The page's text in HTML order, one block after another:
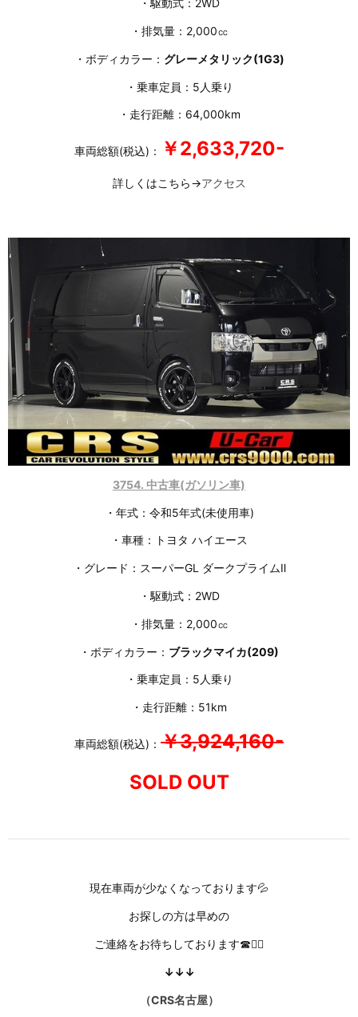
・駆動式：2WD
・排気量：2,000㏄
・ボディカラー： グレーメタリック(1G3)
・乗車定員：5人乗り
・走行距離：64,000km
車両総額(税込)： ￥2,633,720-
詳しくはこちら→アクセス
3754. 中古車(ガソリン車)
・年式：令和5年式(未使用車)
・車種：トヨタ ハイエース
・グレード：スーパーGL ダークプライムⅡ
・駆動式：2WD
・排気量：2,000㏄
・ボディカラー： ブラックマイカ(209)
・乗車定員：5人乗り
・走行距離：51km
車両総額(税込)： ￥3,924,160-
SOLD OUT
現在車両が少なくなっております💦
お探しの方は早めの
ご連絡をお待ちしております☎🙇‍♀️
↓↓↓
（CRS名古屋）